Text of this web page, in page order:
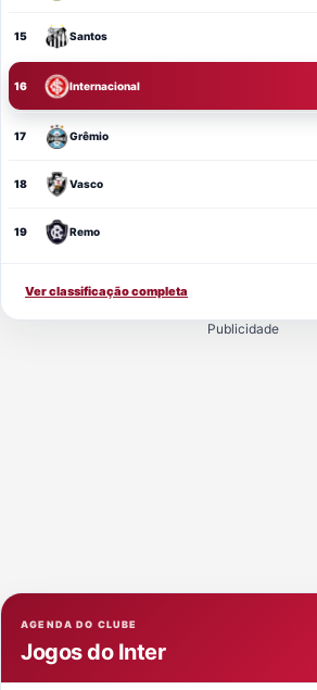
15 Santos
16 Internacional
17 Grêmio
18 Vasco
19 Remo
Ver classificação completa
Publicidade
AGENDA DO CLUBE
Jogos do Inter